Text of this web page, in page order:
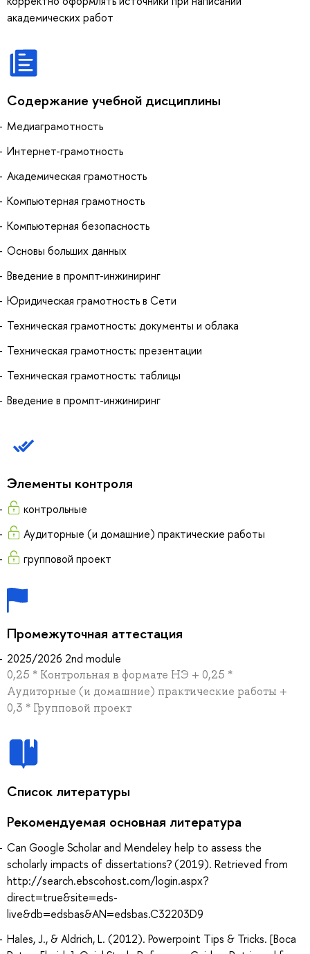
академических работ
Содержание учебной дисциплины
Медиаграмотность
Интернет-грамотность
Академическая грамотность
Компьютерная грамотность
Компьютерная безопасность
Основы больших данных
Введение в промпт-инжиниринг
Юридическая грамотность в Сети
Техническая грамотность: документы и облака
Техническая грамотность: презентации
Техническая грамотность: таблицы
Введение в промпт-инжиниринг
Элементы контроля
контрольные
Аудиторные (и домашние) практические работы
групповой проект
Промежуточная аттестация
2025/2026 2nd module
0,25 * Контрольная в формате НЭ + 0,25 *
Аудиторные (и домашние) практические работы +
0,3 * Групповой проект
Список литературы
Рекомендуемая основная литература
Can Google Scholar and Mendeley help to assess the
scholarly impacts of dissertations? (2019). Retrieved from
http://search.ebscohost.com/login.aspx?
direct=true&site=eds-
live&db=edsbas&AN=edsbas.C32203D9
Hales, J., & Aldrich, L. (2012). Powerpoint Tips & Tricks. [Boca